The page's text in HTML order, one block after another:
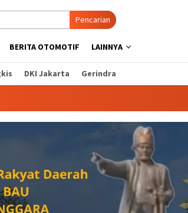
Pencarian
BERITA OTOMOTIF LAINNYA
DKI Jakarta Gerindra